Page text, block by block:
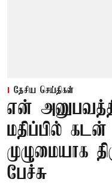
தேசிய செய்திகள்
என்
மதிப்பில்
முழுமையாக
பேச்சு